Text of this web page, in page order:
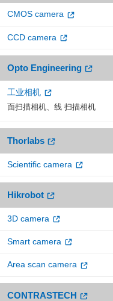
CMOS camera
CCD camera
Opto Engineering
工业相机
面扫描相机、线 扫描相机
Thorlabs
Scientific camera
Hikrobot
3D camera
Smart camera
Area scan camera
CONTRASTECH